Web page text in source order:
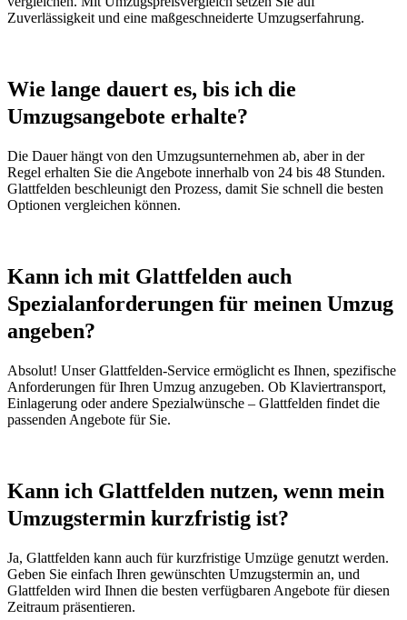
Zuverlässigkeit und eine maßgeschneiderte Umzugserfahrung.
Wie lange dauert es, bis ich die
Umzugsangebote erhalte?
Die Dauer hängt von den Umzugsunternehmen ab, aber in der
Regel erhalten Sie die Angebote innerhalb von 24 bis 48 Stunden.
Glattfelden beschleunigt den Prozess, damit Sie schnell die besten
Optionen vergleichen können.
Kann ich mit Glattfelden auch
Spezialanforderungen für meinen Umzug
angeben?
Absolut! Unser Glattfelden-Service ermöglicht es Ihnen, spezifische
Anforderungen für Ihren Umzug anzugeben. Ob Klaviertransport,
Einlagerung oder andere Spezialwünsche – Glattfelden findet die
passenden Angebote für Sie.
Kann ich Glattfelden nutzen, wenn mein
Umzugstermin kurzfristig ist?
Ja, Glattfelden kann auch für kurzfristige Umzüge genutzt werden.
Geben Sie einfach Ihren gewünschten Umzugstermin an, und
Glattfelden wird Ihnen die besten verfügbaren Angebote für diesen
Zeitraum präsentieren.